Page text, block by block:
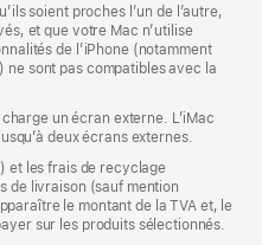
soient proches l’un de l’autre,
et que votre Mac n’utilise
de l’iPhone (notamment
ne sont pas compatibles avec la
un écran externe. L’iMac
deux écrans externes.
et les frais de recyclage
de livraison (sauf mention
le montant de la TVA et, le
sur les produits sélectionnés.